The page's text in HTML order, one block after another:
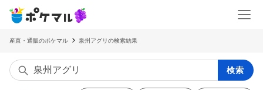
産直・通販のポケマル 泉州アグリの検索結果
検索